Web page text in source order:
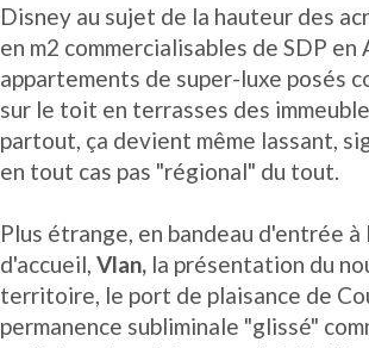
Disney au sujet de la hauteur des
en m2 commercialisables de SDP
appartements de super-luxe posés
sur le toit en terrasses des
partout, ça devient même lassant,
en tout cas pas "régional" du tout.
Plus étrange, en bandeau d'entrée
d'accueil, Vlan, la présentation du
territoire, le port de plaisance de
permanence subliminale "glissé"